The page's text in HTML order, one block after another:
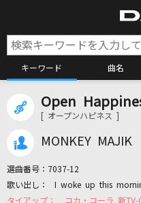
キーワード 曲名
カ
カラオ
Open
[ オープンハピネス ]
MONKEY MAJIK
選曲番号： 7037-12
I woke up this
コカ・コーラ 新TV-